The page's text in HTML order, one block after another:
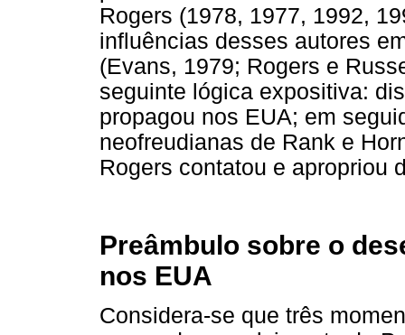
Rogers (1978, 1977, 1992,
influências desses autores
(Evans, 1979; Rogers e
seguinte lógica expositiva:
propagou nos EUA; em
neofreudianas de Rank e
Rogers contatou e apropriou
Preâmbulo sobre o
nos EUA
Considera-se que três